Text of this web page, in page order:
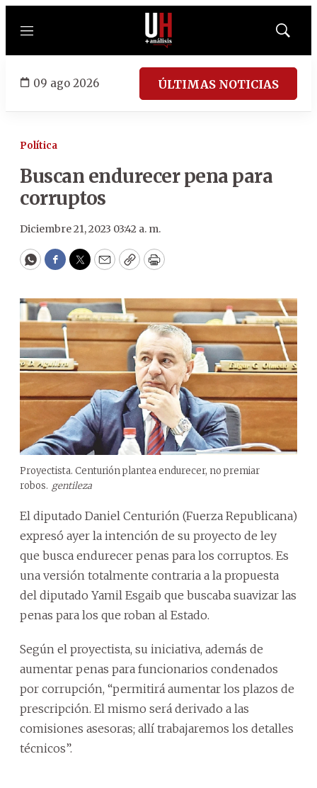
Menú
Mostrar
09 ago 2026 ÚLTIMAS NOTICIAS
Política
Buscan endurecer pena para
corruptos
Diciembre 21, 2023 03:42 a. m.
WhatsApp
Facebook
Twitter
EmailCopyPrint
Proyectista. Centurión plantea endurecer, no premiar
robos. gentileza
El diputado Daniel Centurión (Fuerza Republicana)
expresó ayer la intención de su proyecto de ley
que busca endurecer penas para los corruptos. Es
una versión totalmente contraria a la propuesta
del diputado Yamil Esgaib que buscaba suavizar las
penas para los que roban al Estado.
Según el proyectista, su iniciativa, además de
aumentar penas para funcionarios condenados
por corrupción, “permitirá aumentar los plazos de
prescripción. El mismo será derivado a las
comisiones asesoras; allí trabajaremos los detalles
técnicos”.